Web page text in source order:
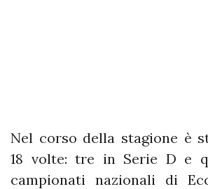
Nel corso della stagione è
18 volte: tre in Serie D e
campionati nazionali di